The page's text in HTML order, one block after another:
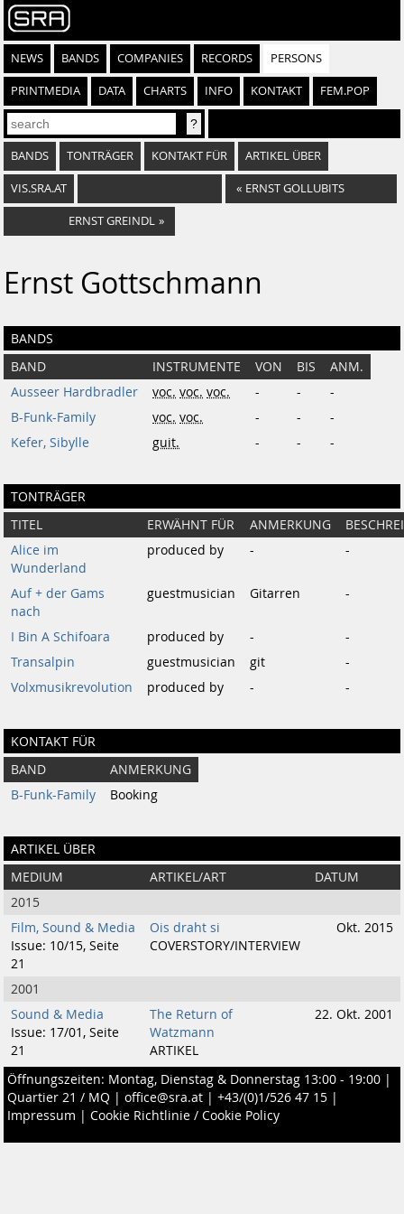
NEWS BANDS COMPANIES RECORDS PERSONS
PRINTMEDIA DATA CHARTS INFO KONTAKT FEM.POP
BANDS TONTRÄGER KONTAKT FÜR ARTIKEL ÜBER
VIS.SRA.AT « ERNST GOLLUBITS
ERNST GREINDL »
Ernst Gottschmann
BANDS
BAND INSTRUMENTE VON BIS
ANM.
Ausseer Hardbradler
voc. voc. voc. - -
-
B-Funk-Family
voc. voc. - -
-
Kefer, Sibylle
guit. - - -
TONTRÄGER
TITEL ERWÄHNT FÜR ANMERKUNG
Alice im
Wunderland
produced by - -
Auf + der Gams
nach
guestmusician Gitarren -
I Bin A Schifoara produced by -
-
Transalpin
guestmusician git
-
Volxmusikrevolution
produced by - -
KONTAKT FÜR
BAND
ANMERKUNG
B-Funk-Family
Booking
ARTIKEL ÜBER
MEDIUM ARTIKEL/ART
DATUM
2015
Film, Sound & Media
Issue: 10/15, Seite
21
Ois draht si
COVERSTORY/INTERVIEW
Okt. 2015
2001
Sound & Media
Issue: 17/01, Seite
21
The Return of
Watzmann
ARTIKEL
22. Okt. 2001
Öffnungszeiten: Montag, Dienstag & Donnerstag 13:00 - 19:00 |
Quartier 21 / MQ | office@sra.at | +43/(0)1/526 47 15 |
Impressum | Cookie Richtlinie / Cookie Policy